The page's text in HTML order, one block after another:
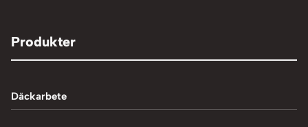
Produkter
Däckarbete